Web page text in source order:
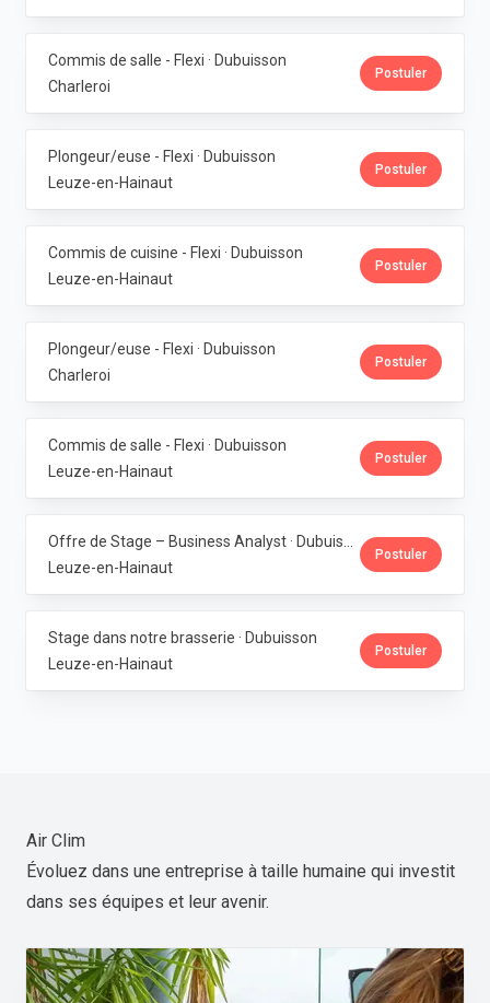
Commis de salle - Flexi · Dubuisson
Charleroi
Postuler
Plongeur/euse - Flexi · Dubuisson
Leuze-en-Hainaut
Postuler
Commis de cuisine - Flexi · Dubuisson
Leuze-en-Hainaut
Postuler
Plongeur/euse - Flexi · Dubuisson
Charleroi
Postuler
Commis de salle - Flexi · Dubuisson
Leuze-en-Hainaut
Postuler
Leuze-en-Hainaut
Postuler
Stage dans notre brasserie · Dubuisson
Leuze-en-Hainaut
Postuler
Air Clim
Évoluez dans une entreprise à taille humaine qui investit
dans ses équipes et leur avenir.